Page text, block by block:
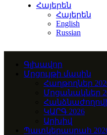
Հայերեն
Հայերեն
English
Russian
Գլխավոր
Մրցույթի մասին
Հաղթողներ
Մրցանակներ
ԿԱՐԳ 2026
Արխիվ
Պատկերասրահ